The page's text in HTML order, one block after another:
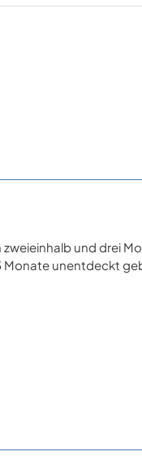
und drei
unentdeckt